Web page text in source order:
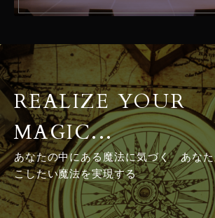
REALIZE YOUR
MAGIC...
あなたの中にある魔法に気づく あな
こしたい魔法を実現する